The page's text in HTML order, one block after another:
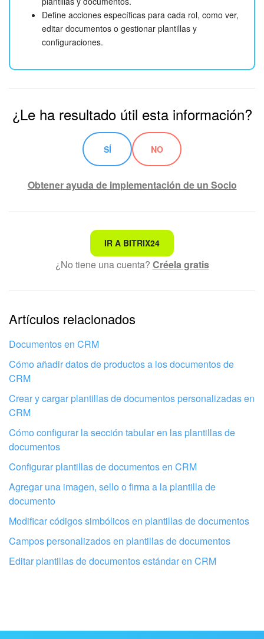
Define acciones específicas para cada rol, como ver,
editar documentos o gestionar plantillas y
configuraciones.
¿Le ha resultado útil esta información?
SÍ NO
Obtener ayuda de implementación de un Socio
No es lo que estoy buscando
Texto complicado e incomprensible
La información está desactualizada
La explicación es demasiado corta. Necesito más
información
Configura tu Bitrix24 con profesionales
locales
IR A BITRIX24
¿No tiene una cuenta? Créela gratis
Artículos relacionados
Documentos en CRM
Cómo añadir datos de productos a los documentos de
CRM
Crear y cargar plantillas de documentos personalizadas en
CRM
Cómo configurar la sección tabular en las plantillas de
documentos
Configurar plantillas de documentos en CRM
Agregar una imagen, sello o firma a la plantilla de
documento
Modificar códigos simbólicos en plantillas de documentos
Campos personalizados en plantillas de documentos
Editar plantillas de documentos estándar en CRM